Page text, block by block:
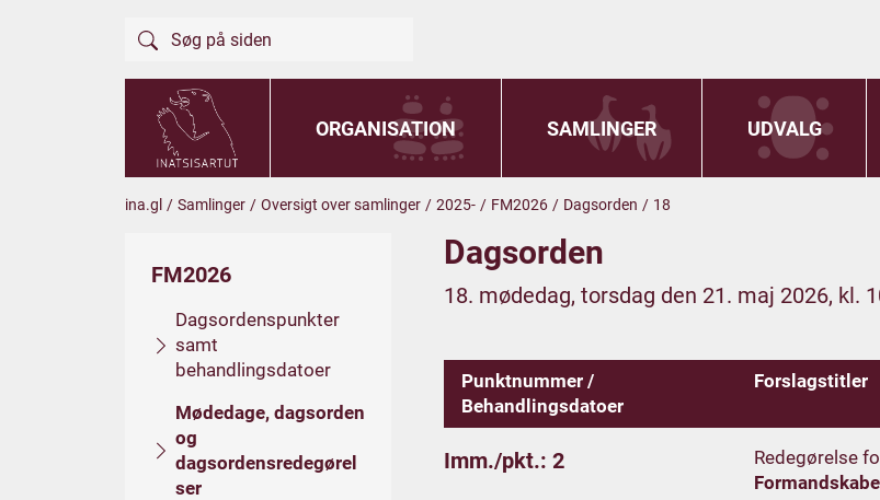
ORGANISATION SAMLINGER UDVALG
ina.gl / Samlinger / Oversigt over samlinger / 2025- / FM2026 / Dagsorden / 18
FM2026
Dagsordenspunkter
samt
behandlingsdatoer
Mødedage, dagsorden
og
dagsordensredegørel
ser
Dagsorden
18. mødedag, torsdag den 21. maj 2026, kl.
Punktnummer /
Behandlingsdatoer
Forslagstitler
Imm./pkt.: 2
Redegørelse